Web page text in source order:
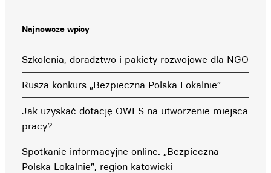
Najnowsze wpisy
Szkolenia, doradztwo i pakiety rozwojowe dla NGO
Rusza konkurs „Bezpieczna Polska Lokalnie”
Jak uzyskać dotację OWES na utworzenie miejsca
pracy?
Spotkanie informacyjne online: „Bezpieczna
Polska Lokalnie”, region katowicki